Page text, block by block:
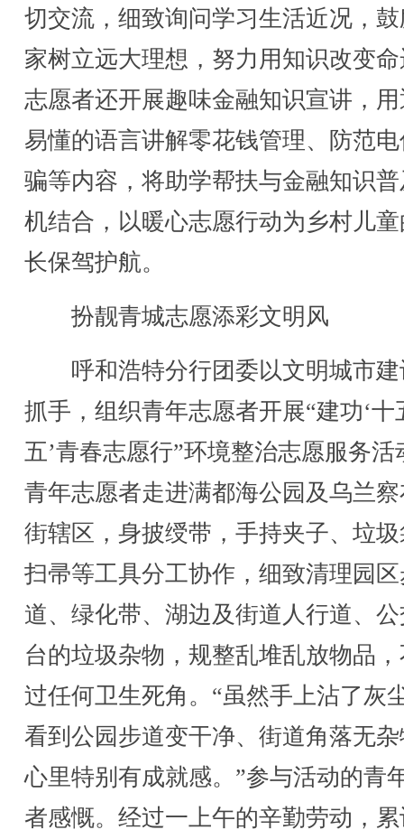
切交流，细致询问学习生活近况，
家树立远大理想，努力用知识改变
志愿者还开展趣味金融知识宣讲，
易懂的语言讲解零花钱管理、防范
骗等内容，将助学帮扶与金融知识
机结合，以暖心志愿行动为乡村儿
长保驾护航。
扮靓青城志愿添彩文明风
呼和浩特分行团委以文明城市建
抓手，组织青年志愿者开展“建功‘十
五’青春志愿行”环境整治志愿服务活
青年志愿者走进满都海公园及乌兰
街辖区，身披绶带，手持夹子、垃
扫帚等工具分工协作，细致清理园
道、绿化带、湖边及街道人行道、
台的垃圾杂物，规整乱堆乱放物品
过任何卫生死角。“虽然手上沾了灰
看到公园步道变干净、街道角落无
心里特别有成就感。”参与活动的青
者感慨。经过一上午的辛勤劳动，